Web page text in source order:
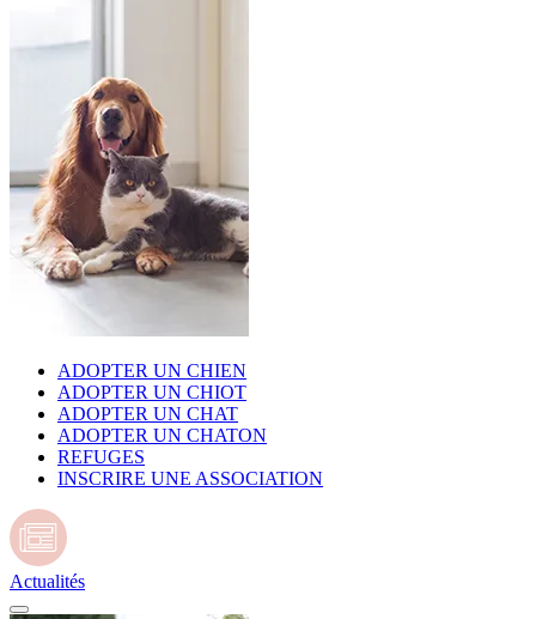
ADOPTER UN CHIEN
ADOPTER UN CHIOT
ADOPTER UN CHAT
ADOPTER UN CHATON
REFUGES
INSCRIRE UNE ASSOCIATION
Actualités